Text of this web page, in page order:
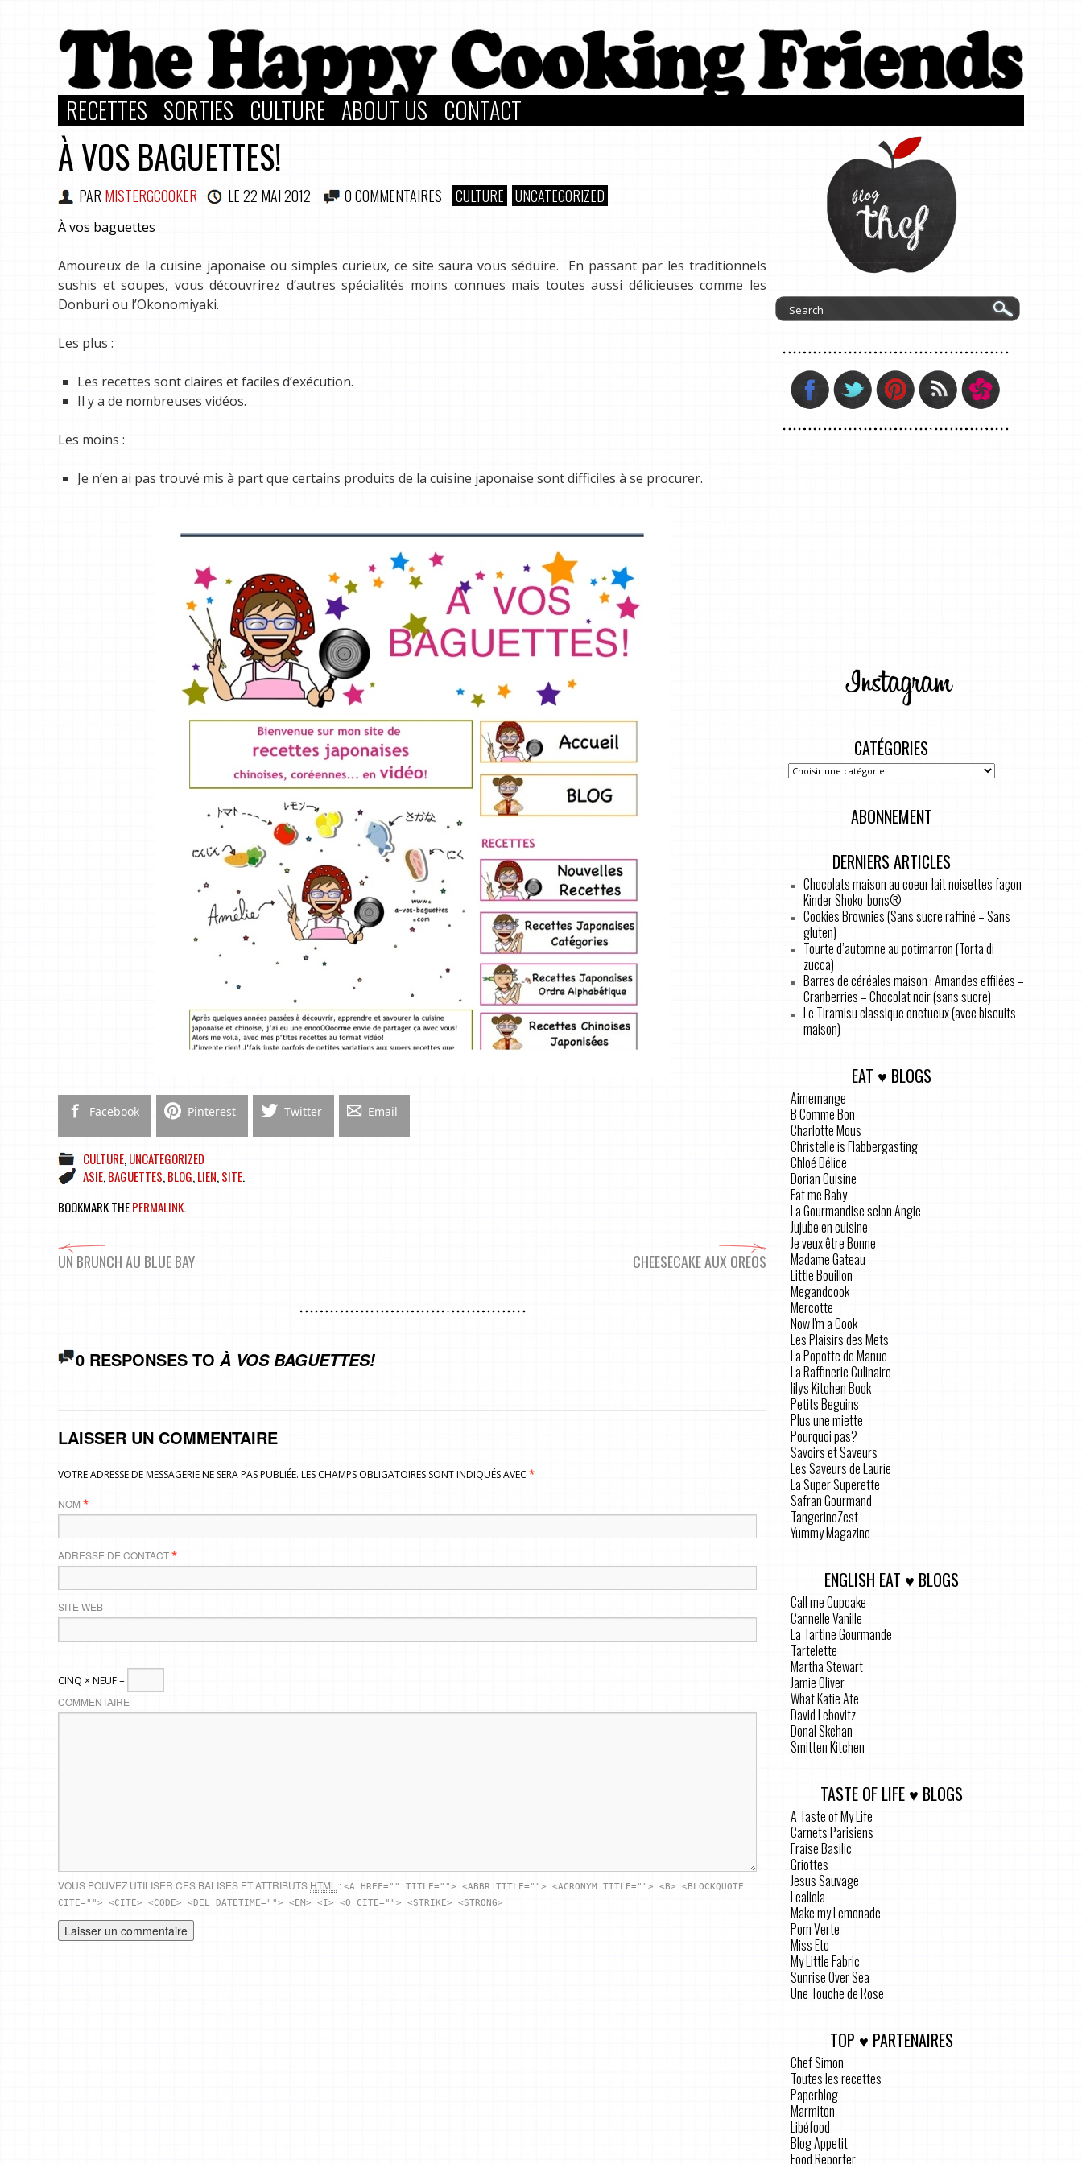
RECETTES SORTIES CULTURE ABOUT US CONTACT
À VOS BAGUETTES!
PAR MISTERGCOOKER LE22 MAI 2012 0 COMMENTAIRES CULTURE UNCATEGORIZED
À vos baguettes
Amoureux de la cuisine japonaise ou simples curieux, ce site saura vous séduire. En passant par les traditionnels
sushis et soupes, vous découvrirez d’autres spécialités moins connues mais toutes aussi délicieuses comme les
Donburi ou l’Okonomiyaki.
Les plus :
Les recettes sont claires et faciles d’exécution.
Il y a de nombreuses vidéos.
Les moins :
Je n’en ai pas trouvé mis à part que certains produits de la cuisine japonaise sont difficiles à se procurer.
Facebook Pinterest Twitter Email
CULTURE,UNCATEGORIZED
ASIE,BAGUETTES,BLOG,LIEN,SITE.
BOOKMARK THEPERMALINK.
UN BRUNCH AU BLUE BAY CHEESECAKE AUX OREOS
0 RESPONSES TO À VOS BAGUETTES!
LAISSER UN COMMENTAIRE
VOTRE ADRESSE DE MESSAGERIE NE SERA PAS PUBLIÉE. LES CHAMPS OBLIGATOIRES SONT INDIQUÉS AVEC *
NOM *
ADRESSE DE CONTACT*
SITE WEB
CINQ × NEUF =
COMMENTAIRE
VOUS POUVEZ UTILISER CES BALISES ET ATTRIBUTS HTML : <A HREF="" TITLE=""> <ABBR TITLE=""> <ACRONYM TITLE=""> <B> <BLOCKQUOTE
CITE=""> <CITE> <CODE> <DEL DATETIME=""> <EM> <I> <Q CITE=""> <STRIKE> <STRONG>
CATÉGORIES
ABONNEMENT
DERNIERS ARTICLES
Chocolats maison au coeur lait noisettes façon
Kinder Shoko-bons®
Cookies Brownies (Sans sucre raffiné – Sans
gluten)
Tourte d’automne au potimarron (Torta di
zucca)
Barres de céréales maison : Amandes effilées –
Cranberries – Chocolat noir (sans sucre)
Le Tiramisu classique onctueux (avec biscuits
maison)
EAT ♥ BLOGS
Aimemange
B Comme Bon
Charlotte Mous
Christelle is Flabbergasting
Chloé Délice
Dorian Cuisine
Eat me Baby
La Gourmandise selon Angie
Jujube en cuisine
Je veux être Bonne
Madame Gateau
Little Bouillon
Megandcook
Mercotte
Now I'm a Cook
Les Plaisirs des Mets
La Popotte de Manue
La Raffinerie Culinaire
lily's Kitchen Book
Petits Beguins
Plus une miette
Pourquoi pas?
Savoirs et Saveurs
Les Saveurs de Laurie
La Super Superette
Safran Gourmand
TangerineZest
Yummy Magazine
ENGLISH EAT ♥ BLOGS
Call me Cupcake
Cannelle Vanille
La Tartine Gourmande
Tartelette
Martha Stewart
Jamie Oliver
What Katie Ate
David Lebovitz
Donal Skehan
Smitten Kitchen
TASTE OF LIFE ♥ BLOGS
A Taste of My Life
Carnets Parisiens
Fraise Basilic
Griottes
Jesus Sauvage
Lealiola
Make my Lemonade
Pom Verte
Miss Etc
My Little Fabric
Sunrise Over Sea
Une Touche de Rose
TOP ♥ PARTENAIRES
Chef Simon
Toutes les recettes
Paperblog
Marmiton
Libéfood
Blog Appetit
Food Reporter